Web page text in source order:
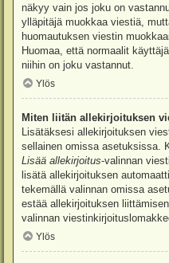
näkyy vain jos joku on
ylläpitäjä muokkaa viestiä,
huomautuksen viestin
Huomaa, että normaalit
niihin on joku vastannut.
Ylös
Miten liitän allekirjoituksen
Lisätäksesi allekirjoituksen
sellainen omissa asetuksissa.
Lisää allekirjoitus-valinnan
lisätä allekirjoituksen
tekemällä valinnan omissa
estää allekirjoituksen
valinnan
Ylös